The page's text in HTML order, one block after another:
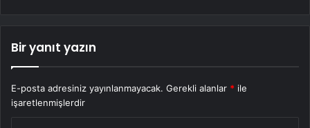
Bir yanıt yazın
E-posta adresiniz yayınlanmayacak. Gerekli alanlar * ile
işaretlenmişlerdir